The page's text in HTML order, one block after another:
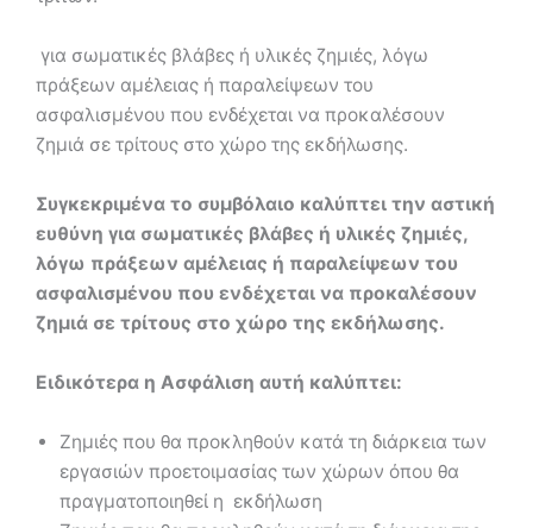
για σωματικές βλάβες ή υλικές ζημιές, λόγω
πράξεων αμέλειας ή παραλείψεων του
ασφαλισμένου που ενδέχεται να προκαλέσουν
ζημιά σε τρίτους στο χώρο της εκδήλωσης.
Συγκεκριμένα το συμβόλαιο καλύπτει την αστική
ευθύνη για σωματικές βλάβες ή υλικές ζημιές,
λόγω πράξεων αμέλειας ή παραλείψεων του
ασφαλισμένου που ενδέχεται να προκαλέσουν
ζημιά σε τρίτους στο χώρο της εκδήλωσης.
Ειδικότερα η Ασφάλιση αυτή καλύπτει:
Ζημιές που θα προκληθούν κατά τη διάρκεια των
εργασιών προετοιμασίας των χώρων όπου θα
πραγματοποιηθεί η εκδήλωση